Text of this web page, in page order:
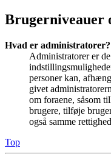
Brugerniveauer
Hvad er administratorer?
Administratorer er
personer kan,
givet
om foraene, såsom
brugere, tilføje
også samme
Top